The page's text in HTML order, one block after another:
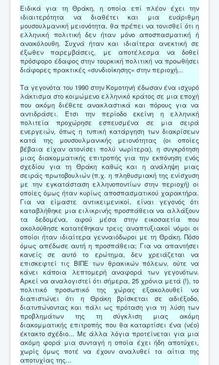
Ειδικά για τη Θράκη, η οποία επί πλέον έχει την
ιδιαιτερότητα να διαθέτει και μια ευάριθμη
μουσουλμανική μειονότητα, θα πρέπει να τονισθεί ότι η
ελληνική πολιτική δεν ήταν μόνο αποσπασματική ή
ανακόλουθη. Συχνά ήταν και ιδιαίτερα ανεκτική σε
έξωθεν παρεμβάσεις, με αποτέλεσμα να δοθεί
πρόσφορο έδαφος στην τουρκική πολιτική να προωθήσει
διάφορες πρακτικές «συνδιοίκησης» στην περιοχή...
Τα γεγονότα του 1990 στην Κομοτηνή έδωσαν ένα ισχυρό
λάκτισμα στο κοιμώμενο ελληνικό κράτος σε μια εποχή
που ακόμη διέθετε ανακλαστικά και πόρους για να
αντιδράσει. Έτσι την περίοδο εκείνη η ελληνική
πολιτεία προχώρησε εσπευσμένα σε μια σειρά
ενεργειών, όπως η τυπική κατάργηση των διακρίσεων
κατά της μουσουλμανικής μειονότητας (οι οποίες
βέβαια είχαν ατονίσει πολύ νωρίτερα), η συγκρότηση
μιας διακομματικής επιτροπής για την εκπόνηση ενός
σχεδίου για τη Θράκη καθώς και η ανάληψη μιας
σειράς πρωτοβουλιών (π.χ. η πληθυσμιακή της ενίσχυση
με την εγκατάσταση ελληνοποντίων στην περιοχή) οι
οποίες όμως ήταν κυρίως αποσπασματικού χαρακτήρα.
Για να είμαστε αντικειμενικοί, είναι γεγονός ότι
καταβλήθηκε μια ειλικρινής προσπάθεια να αλλάξουν
τα δεδομένα, αφού μέσα στην εικοσαετία που
ακολούθησε κατατέθηκαν τρεις αναπτυξιακοί νόμοι οι
οποίοι ήταν ιδιαίτερα γενναιόδωροι με τη Θράκη. Πόσο
όμως απέδωσε αυτή η προσπάθεια; Για να απαντήσει
κανείς σε αυτό το ερώτημα, δεν χρειάζεται να
επισκεφτεί τις ΒΙΠΕ των θρακικών πόλεων, ούτε να
κάνει κάποια λεπτομερή αναφορά των γεγονότων.
Αρκεί να αναλογιστεί ότι σήμερα, 25 χρόνια μετά (!), το
πολιτικό προσωπικό της χώρας εξακολουθεί να
διαπιστώνει ότι η Θράκη βρίσκεται σε αδιέξοδο,
διατυπώνοντας και πάλι ως πρόταση για τη λύση των
προβλημάτων της τη σύγκλιση μιας ακόμη
διακομματικής επιτροπής που θα καταρτίσει ένα (νέο)
έκτακτο σχέδιο... Με άλλα λόγια προτείνεται για μια
ακόμη φορά μια συνταγή η οποία έχει ήδη αποτύχει,
χωρίς όμως ποτέ να έχουν αναλυθεί τα αίτια της
αποτυχίας της...